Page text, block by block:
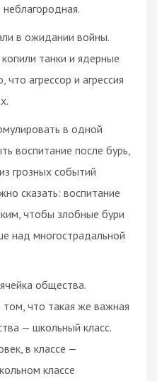
в ожидании войны.
танки и ядерные
агрессор и агрессия
в одной
воспитание после бурь,
грозных событий
сказать: воспитание
чтобы злобные бури
над многострадальной
общества.
что такая же важная
— школьный класс.
в классе —
классе